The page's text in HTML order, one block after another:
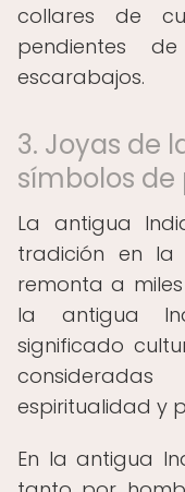
collares de
pendientes
escarabajos.
3. Joyas de
símbolos de
La antigua
tradición en la
remonta a
la antigua
significado
espiritualidad y
En la antigua